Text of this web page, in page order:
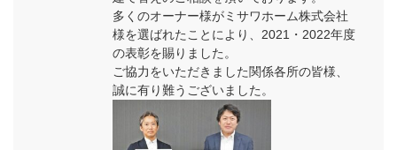
多くのオーナー様がミサワホーム株式会社
様を選ばれたことにより、2021・2022年度
の表彰を賜りました。
ご協力をいただきました関係各所の皆様、
誠に有り難うございました。